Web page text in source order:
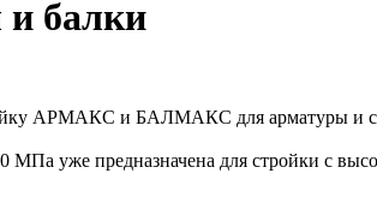
и балки
АРМАКС и БАЛМАКС для арматуры и
уже предназначена для стройки с